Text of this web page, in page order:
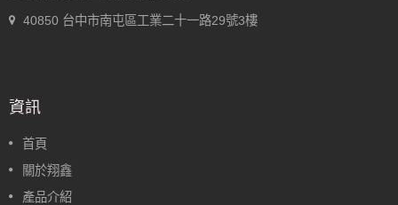
40850 台中市南屯區工業二十一路29號3樓
資訊
首頁
關於翔鑫
產品介紹